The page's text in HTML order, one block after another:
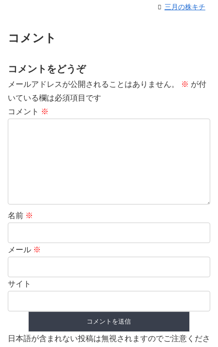
三月の株キチ
コメント
コメントをどうぞ
メールアドレスが公開されることはありません。 ※ が付
いている欄は必須項目です
コメント ※
名前 ※
メール ※
サイト
日本語が含まれない投稿は無視されますのでご注意くださ